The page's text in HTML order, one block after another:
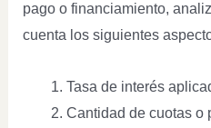
pago o financiamiento,
cuenta los siguientes
Tasa de interés
Cantidad de cuotas o